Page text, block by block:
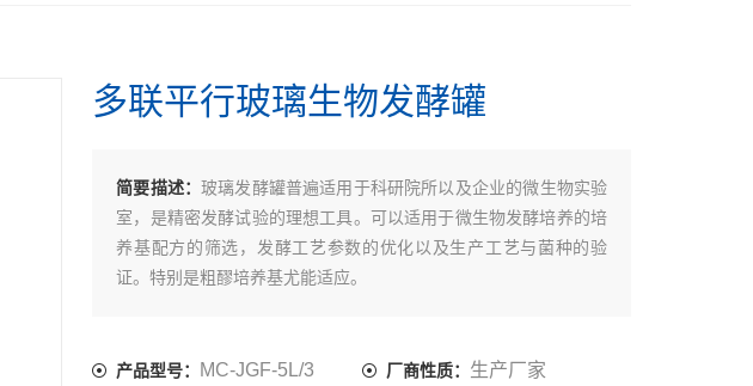
多联平行玻璃生物发酵罐
简要描述：玻璃发酵罐普遍适用于科研院所以及企业的微生物实验
室，是精密发酵试验的理想工具。可以适用于微生物发酵培养的培
养基配方的筛选，发酵工艺参数的优化以及生产工艺与菌种的验
证。特别是粗醪培养基尤能适应。
产品型号：
MC-JGF-5L/3 厂商性质： 生产厂家